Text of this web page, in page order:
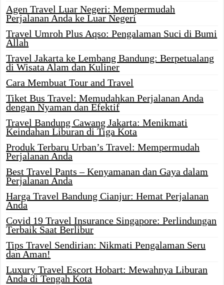
Agen Travel Luar Negeri: Mempermudah
Perjalanan Anda ke Luar Negeri
Travel Umroh Plus Aqso: Pengalaman Suci di Bumi
Allah
Travel Jakarta ke Lembang Bandung: Berpetualang
di Wisata Alam dan Kuliner
Cara Membuat Tour and Travel
Tiket Bus Travel: Memudahkan Perjalanan Anda
dengan Nyaman dan Efektif
Travel Bandung Cawang Jakarta: Menikmati
Keindahan Liburan di Tiga Kota
Produk Terbaru Urban’s Travel: Mempermudah
Perjalanan Anda
Best Travel Pants – Kenyamanan dan Gaya dalam
Perjalanan Anda
Harga Travel Bandung Cianjur: Hemat Perjalanan
Anda
Covid 19 Travel Insurance Singapore: Perlindungan
Terbaik Saat Berlibur
Tips Travel Sendirian: Nikmati Pengalaman Seru
dan Aman!
Luxury Travel Escort Hobart: Mewahnya Liburan
Anda di Tengah Kota